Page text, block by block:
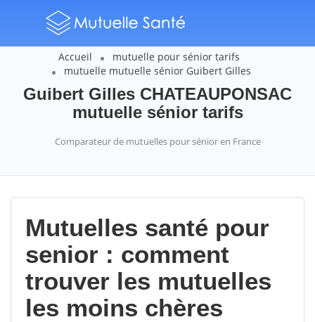
Accueil
mutuelle pour sénior tarifs
mutuelle mutuelle sénior Guibert Gilles
Guibert Gilles CHATEAUPONSAC
mutuelle sénior tarifs
Comparateur de mutuelles pour sénior en France
Mutuelles santé pour
senior : comment
trouver les mutuelles
les moins chères